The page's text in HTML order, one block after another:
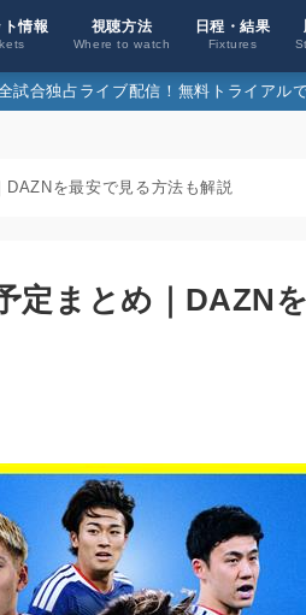
情報 視聴方法
Where to watch
日程・結果
Fixtures
試合独占ライブ配信！無料トライアル
DAZNを最安で見る方法も解説
定まとめ｜DAZNを